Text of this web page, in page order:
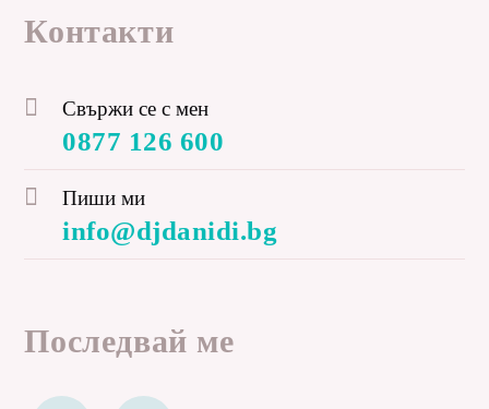
Контакти
Свържи се с мен
0877 126 600
Пиши ми
info@djdanidi.bg